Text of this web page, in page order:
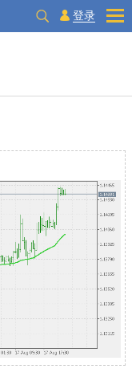
登录